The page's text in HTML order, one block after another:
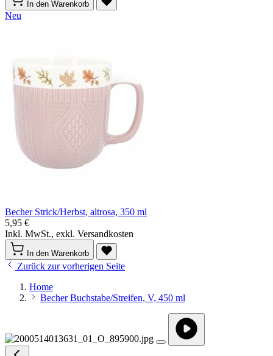
In den Warenkorb
Neu
Becher Strick/Herbst, altrosa, 350 ml
5,95 €
Inkl. MwSt., exkl. Versandkosten
In den Warenkorb
Zurück zur vorherigen Seite
Home
Becher Buchstabe/Streifen, V, 450 ml